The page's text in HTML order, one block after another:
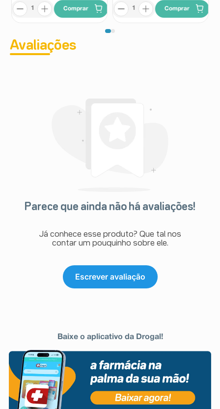
Comprar Comprar
Avaliações
Parece que ainda não há avaliações!
Já conhece esse produto? Que tal nos
contar um pouquinho sobre ele.
Escrever avaliação
Baixe o aplicativo da Drogal!